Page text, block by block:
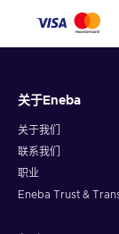
关于Eneba
关于我们
联系我们
职业
Eneba Trust &